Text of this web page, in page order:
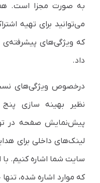
به صورت مجزا است.
که ویژگی‌های پیشرفته‌ی
داد.
درخصوص ویژگی‌های
نظیر بهینه سازی
پیش‌نمایش صفحه در
لینک‌های داخلی برای
سایت شما اشاره کنیم. با
که موارد اشاره شده،